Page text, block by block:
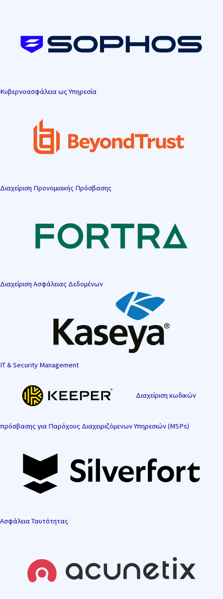
Κυβερνοασφάλεια ως Υπηρεσία
Διαχείριση Προνομιακής Πρόσβασης
Διαχείριση Ασφάλειας Δεδομένων
IT & Security Management
Διαχείριση κωδικών
πρόσβασης για Παρόχους Διαχειριζόμενων Υπηρεσιών (MSPs)
Ασφάλεια Ταυτότητας